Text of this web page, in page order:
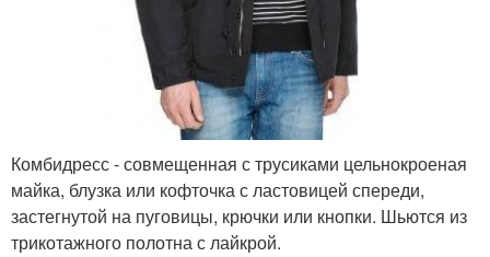
Комбидресс - совмещенная с трусиками цельнокроеная
майка, блузка или кофточка с ластовицей спереди,
застегнутой на пуговицы, крючки или кнопки. Шьются из
трикотажного полотна с лайкрой.